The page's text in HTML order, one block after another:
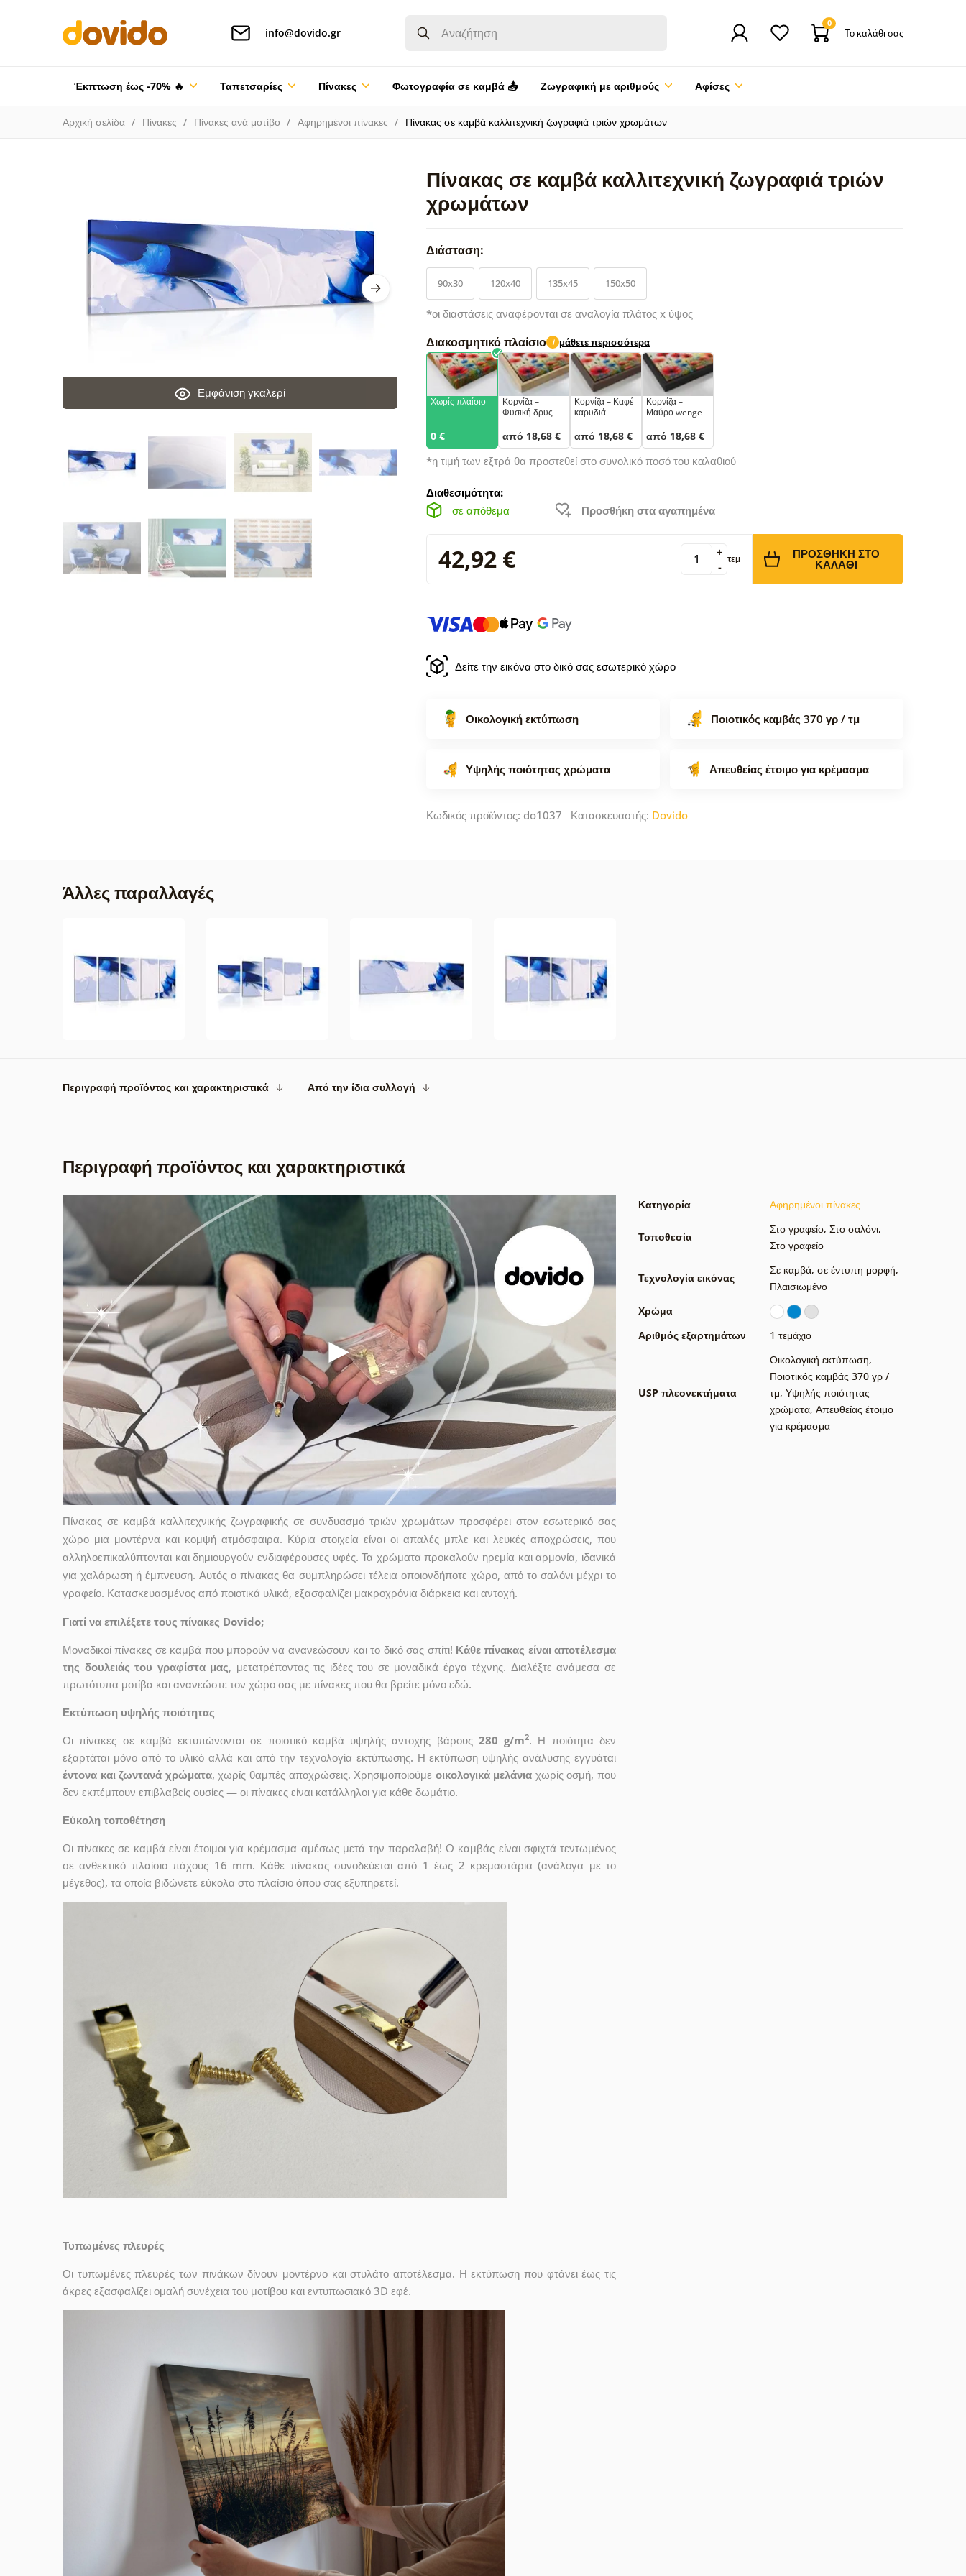
info@dovido.gr
0
Το καλάθι σας
Έκπτωση έως -70% 🔥 Ταπετσαρίες Πίνακες Φωτογραφία σε καμβά 📤 Ζωγραφική με αριθμούς Αφίσες
Αρχική σελίδα Πίνακες Πίνακες ανά μοτίβο Αφηρημένοι πίνακες Πίνακας σε καμβά καλλιτεχνική ζωγραφιά τριών χρωμάτων
Πίνακας σε καμβά καλλιτεχνική ζωγραφιά τριών
χρωμάτων
Εμφάνιση γκαλερί
Διάσταση:
90x30 120x40 135x45 150x50
*οι διαστάσεις αναφέρονται σε αναλογία πλάτος x ύψος
Διακοσμητικό πλαίσιο i μάθετε περισσότερα
Χωρίς πλαίσιο
0 €
Κορνίζα –
Φυσική δρυς
από 18,68 €
Κορνίζα – Καφέ
καρυδιά
από 18,68 €
Κορνίζα –
Μαύρο wenge
από 18,68 €
*η τιμή των εξτρά θα προστεθεί στο συνολικό ποσό του καλαθιού
Διαθεσιμότητα:
σε απόθεμα
Προσθήκη στα αγαπημένα
42,92 € -
+ τεμ ΠΡΟΣΘΉΚΗ ΣΤΟ
ΚΑΛΆΘΙ
Δείτε την εικόνα στο δικό σας εσωτερικό χώρο
Οικολογική εκτύπωση Ποιοτικός καμβάς 370 γρ / τμ
Υψηλής ποιότητας χρώματα Απευθείας έτοιμο για κρέμασμα
Κωδικός προϊόντος: do1037 Κατασκευαστής: Dovido
Άλλες παραλλαγές
Περιγραφή προϊόντος και χαρακτηριστικά Από την ίδια συλλογή
Περιγραφή προϊόντος και χαρακτηριστικά
Πίνακας σε καμβά καλλιτεχνικής ζωγραφικής σε συνδυασμό τριών χρωμάτων προσφέρει στον εσωτερικό σας
χώρο μια μοντέρνα και κομψή ατμόσφαιρα. Κύρια στοιχεία είναι οι απαλές μπλε και λευκές αποχρώσεις, που
αλληλοεπικαλύπτονται και δημιουργούν ενδιαφέρουσες υφές. Τα χρώματα προκαλούν ηρεμία και αρμονία, ιδανικά
για χαλάρωση ή έμπνευση. Αυτός ο πίνακας θα συμπληρώσει τέλεια οποιονδήποτε χώρο, από το σαλόνι μέχρι το
γραφείο. Κατασκευασμένος από ποιοτικά υλικά, εξασφαλίζει μακροχρόνια διάρκεια και αντοχή.
Γιατί να επιλέξετε τους πίνακες Dovido;
Μοναδικοί πίνακες σε καμβά που μπορούν να ανανεώσουν και το δικό σας σπίτι! Κάθε πίνακας είναι αποτέλεσμα
της δουλειάς του γραφίστα μας, μετατρέποντας τις ιδέες του σε μοναδικά έργα τέχνης. Διαλέξτε ανάμεσα σε
πρωτότυπα μοτίβα και ανανεώστε τον χώρο σας με πίνακες που θα βρείτε μόνο εδώ.
Εκτύπωση υψηλής ποιότητας
Οι πίνακες σε καμβά εκτυπώνονται σε ποιοτικό καμβά υψηλής αντοχής βάρους 280 g/m2. Η ποιότητα δεν
εξαρτάται μόνο από το υλικό αλλά και από την τεχνολογία εκτύπωσης. Η εκτύπωση υψηλής ανάλυσης εγγυάται
έντονα και ζωντανά χρώματα, χωρίς θαμπές αποχρώσεις. Χρησιμοποιούμε οικολογικά μελάνια χωρίς οσμή, που
δεν εκπέμπουν επιβλαβείς ουσίες — οι πίνακες είναι κατάλληλοι για κάθε δωμάτιο.
Εύκολη τοποθέτηση
Οι πίνακες σε καμβά είναι έτοιμοι για κρέμασμα αμέσως μετά την παραλαβή! Ο καμβάς είναι σφιχτά τεντωμένος
σε ανθεκτικό πλαίσιο πάχους 16 mm. Κάθε πίνακας συνοδεύεται από 1 έως 2 κρεμαστάρια (ανάλογα με το
μέγεθος), τα οποία βιδώνετε εύκολα στο πλαίσιο όπου σας εξυπηρετεί.
Τυπωμένες πλευρές
Οι τυπωμένες πλευρές των πινάκων δίνουν μοντέρνο και στυλάτο αποτέλεσμα. Η εκτύπωση που φτάνει έως τις
άκρες εξασφαλίζει ομαλή συνέχεια του μοτίβου και εντυπωσιακό 3D εφέ.
Κατηγορία Αφηρημένοι πίνακες
Τοποθεσία
Στο γραφείο, Στο σαλόνι,
Στο γραφείο
Τεχνολογία εικόνας
Σε καμβά, σε έντυπη μορφή,
Πλαισιωμένο
Χρώμα
Αριθμός εξαρτημάτων
1 τεμάχιο
USP πλεονεκτήματα
Οικολογική εκτύπωση,
Ποιοτικός καμβάς 370 γρ /
τμ, Υψηλής ποιότητας
χρώματα, Απευθείας έτοιμο
για κρέμασμα